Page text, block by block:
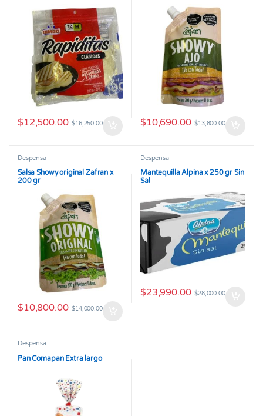
$12,500.00 $16,250.00 $10,690.00 $13,800.00
Despensa
Salsa Showy original Zafran x
200 gr
$10,800.00 $14,000.00
Despensa
Mantequilla Alpina x 250 gr Sin
Sal
$23,990.00 $28,000.00
Despensa
Pan Comapan Extra largo